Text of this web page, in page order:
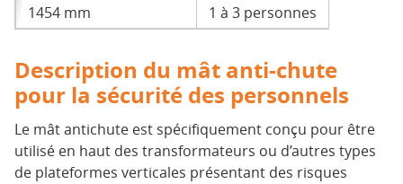
1454 mm
1 à 3 personnes
Description du mât anti-chute
pour la sécurité des personnels
Le mât antichute est spécifiquement conçu pour être
utilisé en haut des transformateurs ou d’autres types
de plateformes verticales présentant des risques